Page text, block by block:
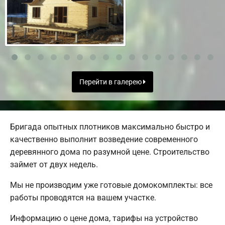
Перейти в галерею
Бригада опытных плотников максимально быстро и
качественно выполнит возведение современного
деревянного дома по разумной цене. Строительство
займет от двух недель.
Мы не производим уже готовые домокомплекты: все
работы проводятся на вашем участке.
Информацию о цене дома, тарифы на устройство